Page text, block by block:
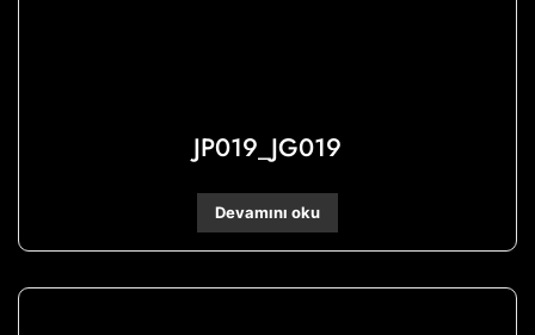
JP019_JG019
Devamını oku